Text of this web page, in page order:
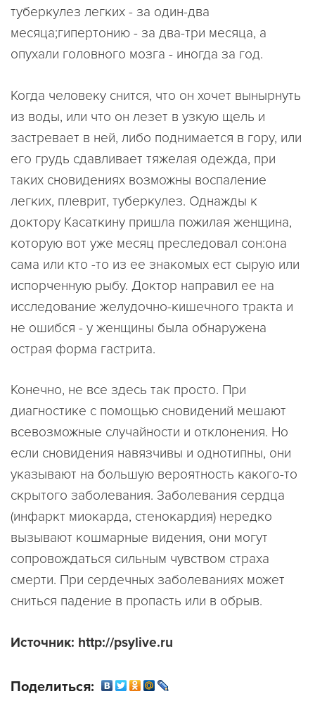
туберкулез легких - за один-два
месяца;гипертонию - за два-три месяца, а
опухали головного мозга - иногда за год.
Когда человеку снится, что он хочет вынырнуть
из воды, или что он лезет в узкую щель и
застревает в ней, либо поднимается в гору, или
его грудь сдавливает тяжелая одежда, при
таких сновидениях возможны воспаление
легких, плеврит, туберкулез. Однажды к
доктору Касаткину пришла пожилая женщина,
которую вот уже месяц преследовал сон:она
сама или кто -то из ее знакомых ест сырую или
испорченную рыбу. Доктор направил ее на
исследование желудочно-кишечного тракта и
не ошибся - у женщины была обнаружена
острая форма гастрита.
Конечно, не все здесь так просто. При
диагностике с помощью сновидений мешают
всевозможные случайности и отклонения. Но
если сновидения навязчивы и однотипны, они
указывают на большую вероятность какого-то
скрытого заболевания. Заболевания сердца
(инфаркт миокарда, стенокардия) нередко
вызывают кошмарные видения, они могут
сопровождаться сильным чувством страха
смерти. При сердечных заболеваниях может
сниться падение в пропасть или в обрыв.
Источник: http://psylive.ru
Поделиться: